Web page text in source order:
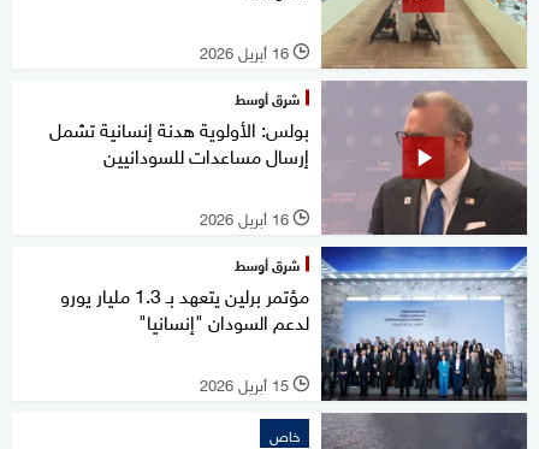
l 16 أبريل 2026
شرق أوسط
بولس: الأولوية هدنة إنسانية تشمل
إرسال مساعدات للسودانيين
l 16 أبريل 2026
شرق أوسط
مؤتمر برلين يتعهد بـ 1.3 مليار يورو
لدعم السودان "إنسانيا"
l 15 أبريل 2026
خاص